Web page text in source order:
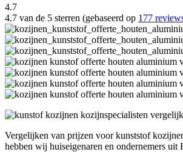
4.7
4.7 van de 5 sterren (gebaseerd op 177
Vergelijken van prijzen voor kunststof
hebben wij huiseigenaren en ondernemers